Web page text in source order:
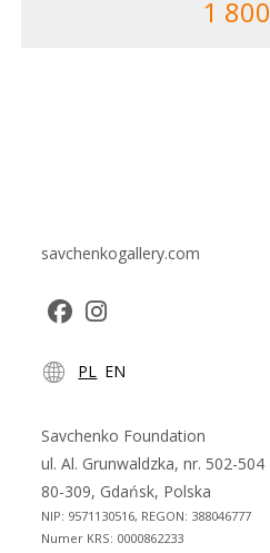
1 800
savchenkogallery.com
in
new
tab
in
new
tab
PL EN
Savchenko Foundation
ul. Al. Grunwaldzka, nr. 502-504
80-309, Gdańsk, Polska
NIP: 9571130516, REGON: 388046777
Numer KRS: 0000862233